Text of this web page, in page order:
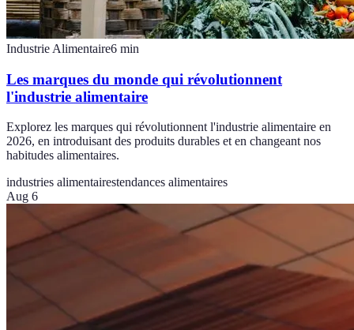
Industrie Alimentaire6 min
Les marques du monde qui révolutionnent
l'industrie alimentaire
Explorez les marques qui révolutionnent l'industrie alimentaire en
2026, en introduisant des produits durables et en changeant nos
habitudes alimentaires.
industries alimentairestendances alimentaires
Aug 6